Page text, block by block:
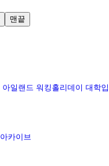
맨끝
아일랜드 워킹홀리데이 대학입
아카이브